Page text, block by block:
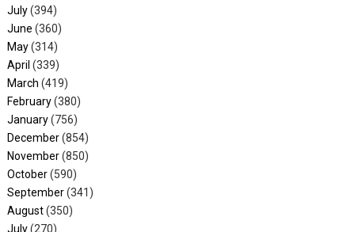
July(394)
June (360)
May(314)
April (339)
March (419)
February(380)
January(756)
December(854)
November(850)
October(590)
September(341)
August(350)
July(270)